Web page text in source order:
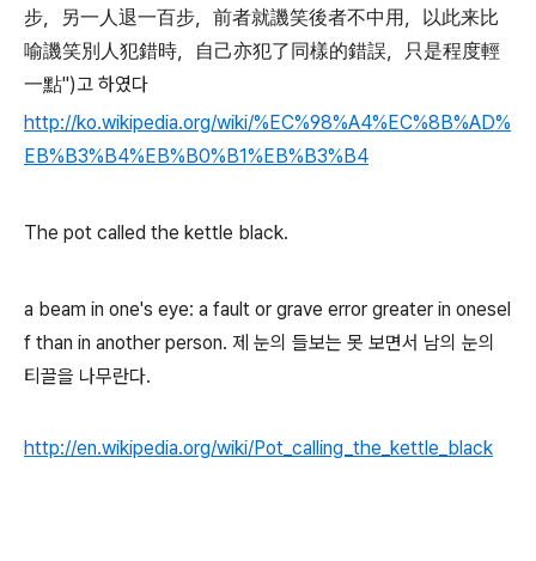
步，另一人退一百步，前者就譏笑後者不中用，以此来比
喻譏笑別人犯錯時，自己亦犯了同樣的錯誤，只是程度輕
一點")고 하였다
http://ko.wikipedia.org/wiki/%EC%98%A4%EC%8B%AD%
EB%B3%B4%EB%B0%B1%EB%B3%B4
The pot called the kettle black.
a beam in one's eye: a fault or grave error greater in onesel
f than in another person. 제 눈의 들보는 못 보면서 남의 눈의
티끌을 나무란다.
http://en.wikipedia.org/wiki/Pot_calling_the_kettle_black